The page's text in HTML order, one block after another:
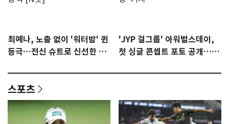
최예나, 노출 없이 '워터밤' 퀸
등극…전신 슈트로 신선한 충
'JYP 걸그룹' 아워벌스데이,
첫 싱글 콘셉트 포토 공개…청
스포츠